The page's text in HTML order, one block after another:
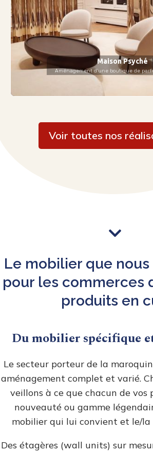
Maison Psyché
Aménagement d'une boutique de
Voir toutes nos
Le mobilier que
pour les commerces
produits en
Du mobilier spécifique
Le secteur porteur de la
aménagement complet et varié.
veillons à ce que chacun de vos
nouveauté ou gamme
mobilier qui lui convient et le/la
Des étagères (wall units) sur